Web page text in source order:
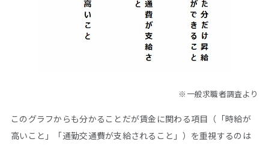
※一般求職者調査より
このグラフからも分かることだが賃金に関わる項目（「時給が
高いこと」「通勤交通費が支給されること」）を重視するのは